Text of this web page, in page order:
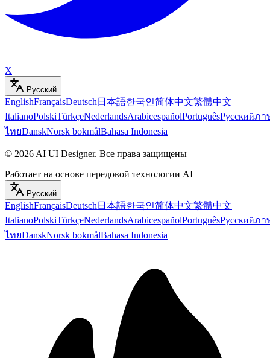
X
Русский
EnglishFrançaisDeutsch 日本語한국인简体中文繁體中文
ItalianoPolskiTürkçeNederlandsArabicespañolPortuguêsРусскийภา
ไทยDanskNorsk bokmålBahasa Indonesia
© 2026 AI UI Designer. Все права защищены
Работает на основе передовой технологии AI
Русский
EnglishFrançaisDeutsch 日本語한국인简体中文繁體中文
ItalianoPolskiTürkçeNederlandsArabicespañolPortuguêsРусскийภา
ไทยDanskNorsk bokmålBahasa Indonesia